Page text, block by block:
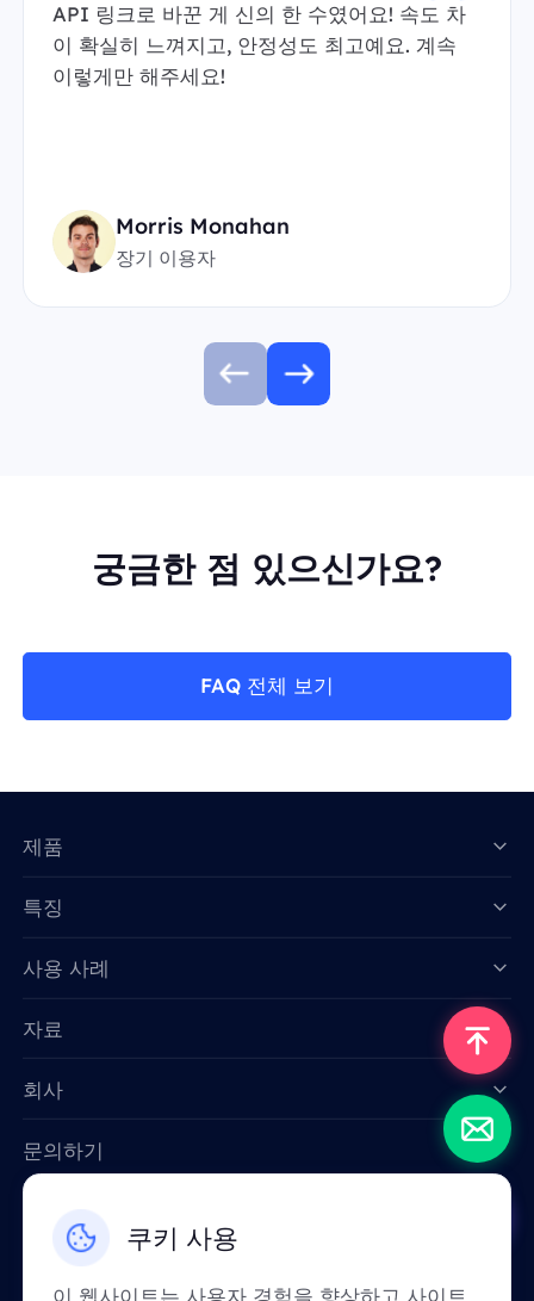
API 링크로 바꾼 게 신의 한 수였어요! 속도 차
이 확실히 느껴지고, 안정성도 최고예요. 계속
이렇게만 해주세요!
Morris Monahan
장기 이용자
궁금한 점 있으신가요?
FAQ 전체 보기
쿠키 사용
이 웹사이트는 사용자 경험을 향상하고 사이트
제품
특징
사용 사례
자료
회사
문의하기
한국인